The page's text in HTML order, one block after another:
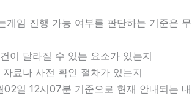
게임 진행 가능 여부를 판단하는 기준은 무
이 달라질 수 있는 요소가 있는지
료나 사전 확인 절차가 있는지
일 12시07분 기준으로 현재 안내되는 내